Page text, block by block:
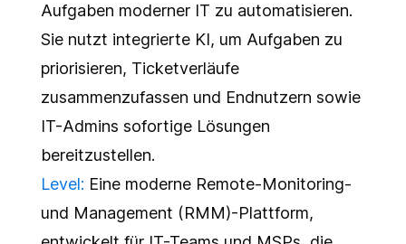
Aufgaben moderner IT zu automatisieren.
Sie nutzt integrierte KI, um Aufgaben zu
priorisieren, Ticketverläufe
zusammenzufassen und Endnutzern sowie
IT-Admins sofortige Lösungen
bereitzustellen.
Level: Eine moderne Remote-Monitoring-
und Management (RMM)-Plattform,